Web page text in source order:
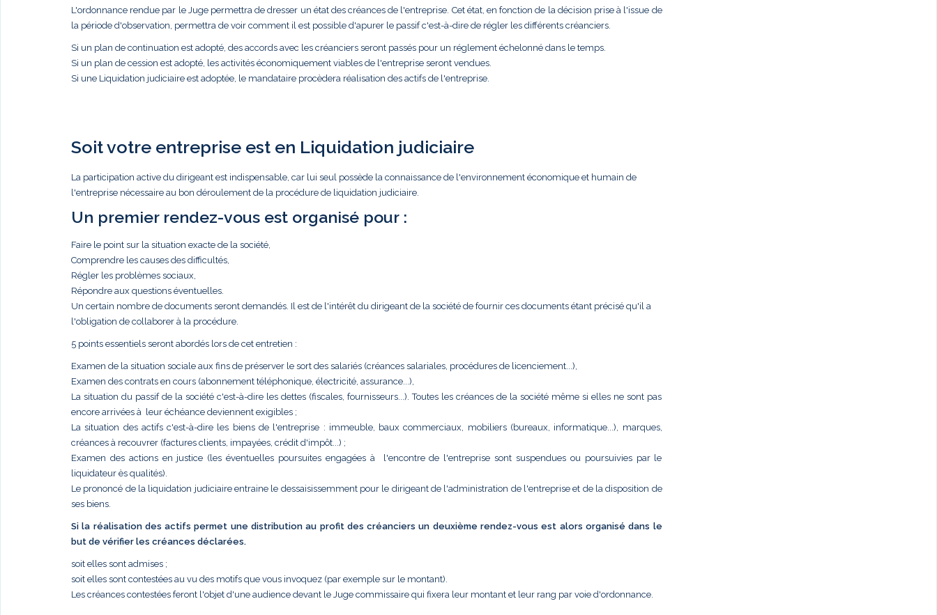
L'ordonnance rendue par le Juge permettra de dresser un état des créances de l'entreprise. Cet état, en fonction de la décision prise à l'issue de
la période d'observation, permettra de voir comment il est possible d'apurer le passif c'est-à-dire de régler les différents créanciers.
Si un plan de continuation est adopté, des accords avec les créanciers seront passés pour un réglement échelonné dans le temps.
Si un plan de cession est adopté, les activités économiquement viables de l'entreprise seront vendues.
Si une Liquidation judiciaire est adoptée, le mandataire procèdera réalisation des actifs de l'entreprise.
Soit votre entreprise est en Liquidation judiciaire
La participation active du dirigeant est indispensable, car lui seul possède la connaissance de l'environnement économique et humain de
l'entreprise nécessaire au bon déroulement de la procédure de liquidation judiciaire.
Un premier rendez-vous est organisé pour :
Faire le point sur la situation exacte de la société,
Comprendre les causes des difficultés,
Régler les problèmes sociaux,
Répondre aux questions éventuelles.
Un certain nombre de documents seront demandés. Il est de l'intérêt du dirigeant de la société de fournir ces documents étant précisé qu'il a
l'obligation de collaborer à la procédure.
5 points essentiels seront abordés lors de cet entretien :
Examen de la situation sociale aux fins de préserver le sort des salariés (créances salariales, procédures de licenciement...),
Examen des contrats en cours (abonnement téléphonique, électricité, assurance...),
La situation du passif de la société c'est-à-dire les dettes (fiscales, fournisseurs...). Toutes les créances de la société même si elles ne sont pas
encore arrivées à leur échéance deviennent exigibles ;
La situation des actifs c'est-à-dire les biens de l'entreprise : immeuble, baux commerciaux, mobiliers (bureaux, informatique...), marques,
créances à recouvrer (factures clients, impayées, crédit d'impôt...) ;
Examen des actions en justice (les éventuelles poursuites engagées à l'encontre de l'entreprise sont suspendues ou poursuivies par le
liquidateur ès qualités).
Le prononcé de la liquidation judiciaire entraine le dessaisissemment pour le dirigeant de l'administration de l'entreprise et de la disposition de
ses biens.
Si la réalisation des actifs permet une distribution au profit des créanciers un deuxième rendez-vous est alors organisé dans le
but de vérifier les créances déclarées.
soit elles sont admises ;
soit elles sont contestées au vu des motifs que vous invoquez (par exemple sur le montant).
Les créances contestées feront l'objet d'une audience devant le Juge commissaire qui fixera leur montant et leur rang par voie d'ordonnance.